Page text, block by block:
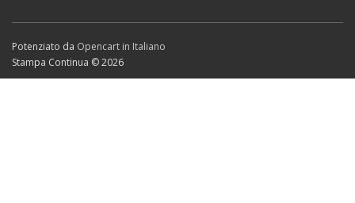
Potenziato da Opencart in Italiano
Stampa Continua © 2026